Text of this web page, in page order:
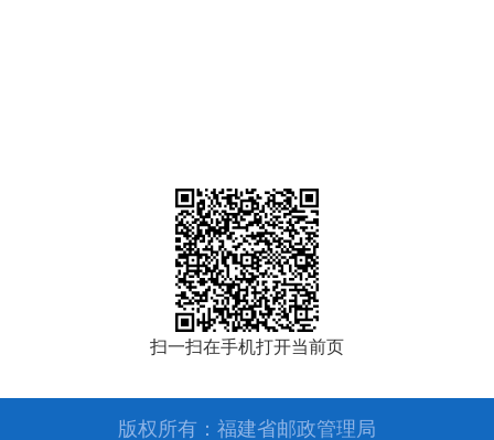
扫一扫在手机打开当前页
版权所有：福建省邮政管理局